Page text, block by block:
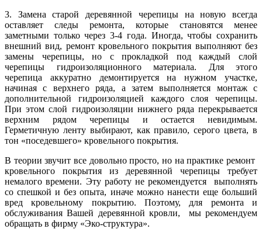
3. Замена старой деревянной черепицы на новую всегда
оставляет следы ремонта, которые становятся менее
заметными только через 3-4 года. Иногда, чтобы сохранить
внешний вид, ремонт кровельного покрытия выполняют без
замены черепицы, но с прокладкой под каждый слой
черепицы гидроизоляционного материала. Для этого
черепица аккуратно демонтируется на нужном участке,
начиная с верхнего ряда, а затем выполняется монтаж с
дополнительной гидроизоляцией каждого слоя черепицы.
При этом слой гидроизоляции нижнего ряда перекрывается
верхним рядом черепицы и остается невидимым.
Герметичную ленту выбирают, как правило, серого цвета, в
тон «поседевшего» кровельного покрытия.
В теории звучит все довольно просто, но на практике ремонт
кровельного покрытия из деревянной черепицы требует
немалого времени. Эту работу не рекомендуется выполнять
со спешкой и без опыта, иначе можно нанести еще больший
вред кровельному покрытию. Поэтому, для ремонта и
обслуживания Вашей деревянной кровли, мы рекомендуем
обращать в фирму «Эко-структура».